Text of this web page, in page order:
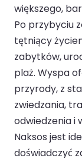
większego,
Po przybyciu
tętniący
zabytków,
plaż. Wyspa
przyrody, z
zwiedzania,
odwiedzenia i
Naksos jest
doświadczyć